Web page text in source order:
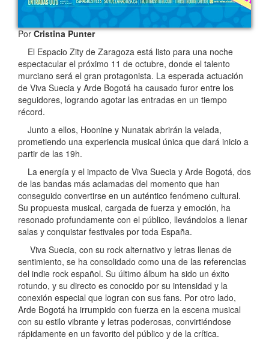
PorCristina Punter
El Espacio Zity de Zaragoza está listo para una noche
espectacular el próximo 11 de octubre, donde el talento
murciano será el gran protagonista. La esperada actuación
de Viva Suecia y Arde Bogotá ha causado furor entre los
seguidores, logrando agotar las entradas en un tiempo
récord.
Junto a ellos, Hoonine y Nunatak abrirán la velada,
prometiendo una experiencia musical única que dará inicio a
partir de las 19h.
La energía y el impacto de Viva Suecia y Arde Bogotá, dos
de las bandas más aclamadas del momento que han
conseguido convertirse en un auténtico fenómeno cultural.
Su propuesta musical, cargada de fuerza y emoción, ha
resonado profundamente con el público, llevándolos a llenar
salas y conquistar festivales por toda España.
Viva Suecia, con su rock alternativo y letras llenas de
sentimiento, se ha consolidado como una de las referencias
del indie rock español. Su último álbum ha sido un éxito
rotundo, y su directo es conocido por su intensidad y la
conexión especial que logran con sus fans. Por otro lado,
Arde Bogotá ha irrumpido con fuerza en la escena musical
con su estilo vibrante y letras poderosas, convirtiéndose
rápidamente en un favorito del público y de la crítica.